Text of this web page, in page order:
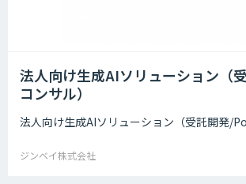
法人向け生成AIソリューション（
コンサル）
法人向け生成AIソリューション（受託開発/
ジンベイ株式会社